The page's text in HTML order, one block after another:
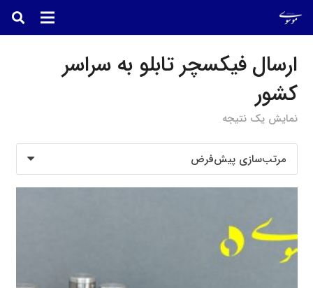
ارسال فیکسچر تابلو به سراسر
کشور
نمایش یک نتیجه